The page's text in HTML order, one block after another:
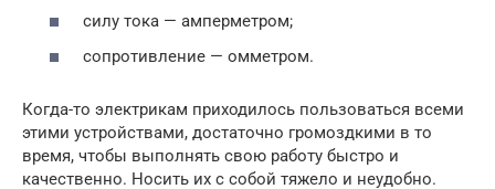
силу тока — амперметром;
сопротивление — омметром.
Когда-то электрикам приходилось пользоваться всеми
этими устройствами, достаточно громоздкими в то
время, чтобы выполнять свою работу быстро и
качественно. Носить их с собой тяжело и неудобно.